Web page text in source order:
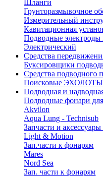
Шланги
Грунторазмывочное
Измерительный
Кавитационная
Подводные электроды
Электрический
Средства
Буксировщики
Средства подводного
Поисковые ЭХОЛОТЫ
Подводная и
Подводные фонари
Akvilon
Aqua Lung - Technisub
Запчасти и
Light & Motion
Зап.части к фонарям
Mares
Nord Sea
Зап. части к фонарям